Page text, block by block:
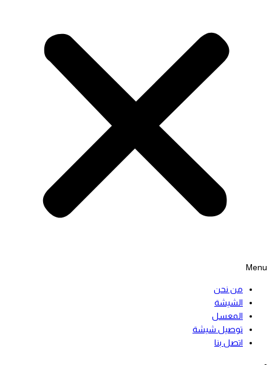
Menu
من نحن
الشيشة
المعسل
توصيل شيشة
اتصل بنا